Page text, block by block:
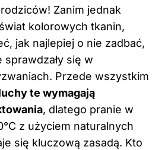
Zanim jednak
kolorowych tkanin,
jak najlepiej o nie zadbać,
się w
Przede wszystkim
te wymagają
, dlatego pranie w
z użyciem naturalnych
się kluczową zasadą. Kto